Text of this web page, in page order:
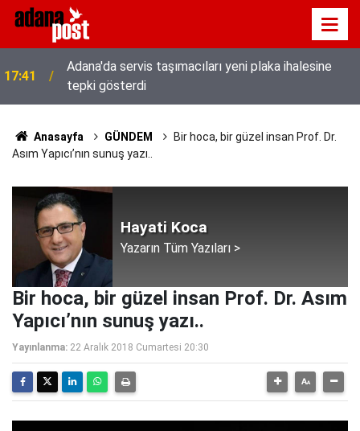
17:41
Adana'da servis taşımacıları yeni plaka ihalesine
tepki gösterdi
Anasayfa GÜNDEM
Bir hoca, bir güzel insan Prof. Dr.
Asım Yapıcı’nın sunuş yazı..
Hayati Koca
Yazarın Tüm Yazıları >
Bir hoca, bir güzel insan Prof. Dr. Asım
Yapıcı’nın sunuş yazı..
Yayınlanma: 22 Aralık 2018 Cumartesi 20:30